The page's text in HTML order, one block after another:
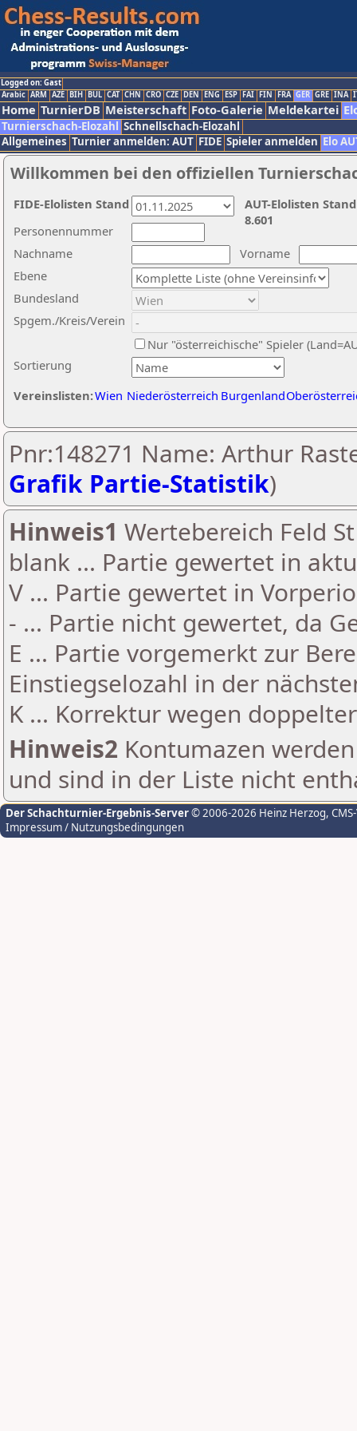
Logged on: Gast
Arabic ARM AZE BIH BUL CAT CHN CRO CZE DEN ENG ESP FAI FIN FRA GER GRE INA
Home TurnierDB Meisterschaft Foto-Galerie Meldekartei
Turnierschach-Elozahl Schnellschach-Elozahl
Allgemeines Turnier anmelden: AUT FIDE Spieler anmelden Elo
Willkommen bei den offiziellen
Nachname
Vorname
Ebene
Sortierung
Personennummer
Bundesland
Spgem./Kreis/Verein
Nur "österreichische" Spieler
Vereinslisten:Wien Niederösterreich Burgenland
AUT-Elolisten
8.601
FIDE-Elolisten Stand
Pnr:148271 Name: Arthur
Grafik Partie-Statistik)
Hinweis1 Wertebereich Feld
blank ... Partie gewertet in
V ... Partie gewertet in
- ... Partie nicht gewertet, da
E ... Partie vorgemerkt zur
Einstiegselozahl in der
K ... Korrektur wegen
Hinweis2 Kontumazen
und sind in der Liste nicht
Der Schachturnier-Ergebnis-Server© 2006-2026 Heinz Herzog,
Impressum / Nutzungsbedingungen